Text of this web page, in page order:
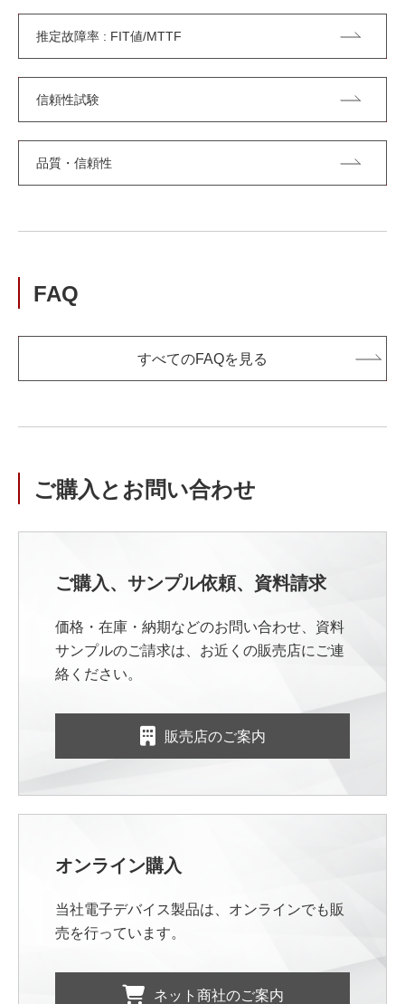
推定故障率 : FIT値/MTTF
信頼性試験
品質・信頼性
FAQ
すべてのFAQを見る
ご購入とお問い合わせ
ご購入、サンプル依頼、資料請求
価格・在庫・納期などのお問い合わせ、資料
サンプルのご請求は、お近くの販売店にご連
絡ください。
販売店のご案内
オンライン購入
当社電子デバイス製品は、オンラインでも販
売を行っています。
ネット商社のご案内